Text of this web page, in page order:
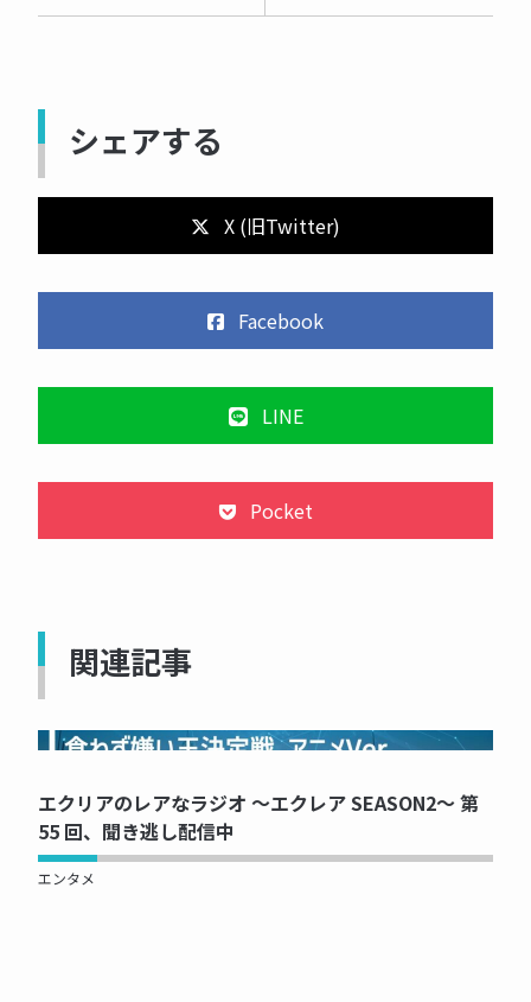
シェアする
X (旧Twitter)
Facebook
LINE
Pocket
関連記事
NOW PRINTING...
エクリアのレアなラジオ ～エクレア SEASON2～ 第
55 回、聞き逃し配信中
エンタメ